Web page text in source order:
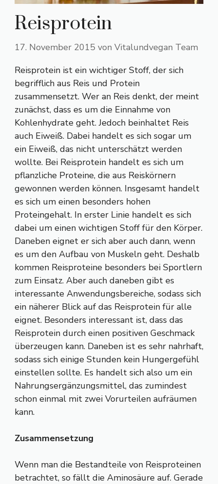
Reisprotein
17. November 2015 von Vitalundvegan Team
Reisprotein ist ein wichtiger Stoff, der sich
begrifflich aus Reis und Protein
zusammensetzt. Wer an Reis denkt, der meint
zunächst, dass es um die Einnahme von
Kohlenhydrate geht. Jedoch beinhaltet Reis
auch Eiweiß. Dabei handelt es sich sogar um
ein Eiweiß, das nicht unterschätzt werden
wollte. Bei Reisprotein handelt es sich um
pflanzliche Proteine, die aus Reiskörnern
gewonnen werden können. Insgesamt handelt
es sich um einen besonders hohen
Proteingehalt. In erster Linie handelt es sich
dabei um einen wichtigen Stoff für den Körper.
Daneben eignet er sich aber auch dann, wenn
es um den Aufbau von Muskeln geht. Deshalb
kommen Reisproteine besonders bei Sportlern
zum Einsatz. Aber auch daneben gibt es
interessante Anwendungsbereiche, sodass sich
ein näherer Blick auf das Reisprotein für alle
eignet. Besonders interessant ist, dass das
Reisprotein durch einen positiven Geschmack
überzeugen kann. Daneben ist es sehr nahrhaft,
sodass sich einige Stunden kein Hungergefühl
einstellen sollte. Es handelt sich also um ein
Nahrungsergänzungsmittel, das zumindest
schon einmal mit zwei Vorurteilen aufräumen
kann.
Zusammensetzung
Wenn man die Bestandteile von Reisproteinen
betrachtet, so fällt die Aminosäure auf. Gerade